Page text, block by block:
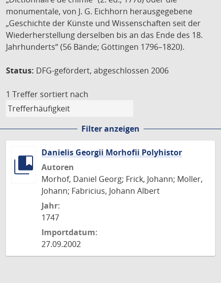
monumentale, von J. G. Eichhorn herausgegebene
„Geschichte der Künste und Wissenschaften seit der
Wiederherstellung derselben bis an das Ende des 18.
Jahrhunderts“ (56 Bände; Göttingen 1796–1820).
Status: DFG-gefördert, abgeschlossen 2006
1 Treffer sortiert nach
Filter anzeigen
Danielis Georgii Morhofii Polyhistor
Autoren
Morhof, Daniel Georg; Frick, Johann; Moller,
Johann; Fabricius, Johann Albert
Jahr:
1747
Importdatum:
27.09.2002